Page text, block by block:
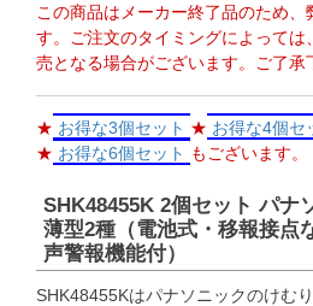
この商品はメーカー終了品のため、
す。ご注文のタイミングによって
売となる場合がございます。ご了承
★ お得な3個セット ★ お得な4個セ
★ お得な6個セット もございます。
SHK48455K 2個セット パナ
薄型2種（電池式・移報接点
声警報機能付）
SHK48455Kはパナソニックのけむ